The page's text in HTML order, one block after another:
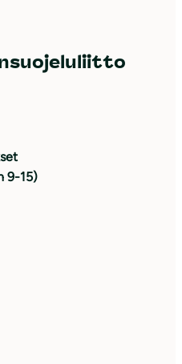
9-15)